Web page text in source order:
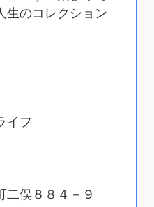
生のコレクション
イフ
二俣８８４－９